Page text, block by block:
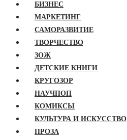
БИЗНЕС
МАРКЕТИНГ
САМОРАЗВИТИЕ
ТВОРЧЕСТВО
ЗОЖ
ДЕТСКИЕ КНИГИ
КРУГОЗОР
НАУЧПОП
КОМИКСЫ
КУЛЬТУРА И ИСКУССТВО
ПРОЗА